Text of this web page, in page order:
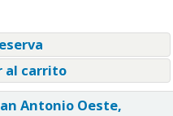
al carrito
Antonio Oeste,